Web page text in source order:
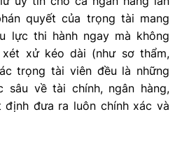
quyết của trọng tài mang
lực thi hành ngay mà không
xử kéo dài (như sơ thẩm,
trọng tài viên đều là những
sâu về tài chính, ngân hàng,
đưa ra luôn chính xác và